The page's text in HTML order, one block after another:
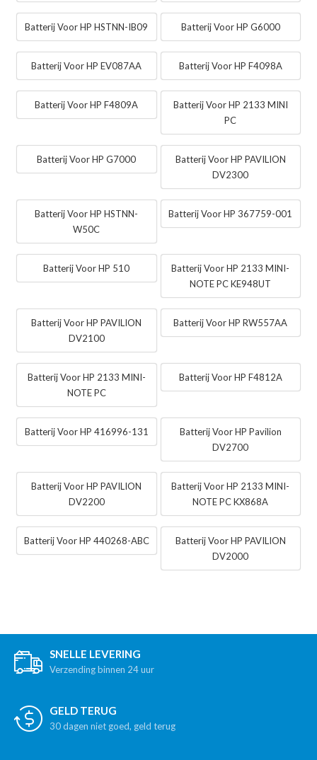
Batterij Voor HP HSTNN-IB09 Batterij Voor HP G6000
Batterij Voor HP EV087AA Batterij Voor HP F4098A
Batterij Voor HP F4809A
Batterij Voor HP 2133 MINI
PC
Batterij Voor HP G7000
Batterij Voor HP PAVILION
DV2300
Batterij Voor HP HSTNN-
W50C
Batterij Voor HP 367759-001
Batterij Voor HP 510
Batterij Voor HP 2133 MINI-
NOTE PC KE948UT
Batterij Voor HP PAVILION
DV2100
Batterij Voor HP RW557AA
Batterij Voor HP 2133 MINI-
NOTE PC
Batterij Voor HP F4812A
Batterij Voor HP 416996-131
Batterij Voor HP Pavilion
DV2700
Batterij Voor HP PAVILION
DV2200
Batterij Voor HP 2133 MINI-
NOTE PC KX868A
Batterij Voor HP 440268-ABC
Batterij Voor HP PAVILION
DV2000
SNELLE LEVERING
Verzending binnen 24 uur
GELD TERUG
30 dagen niet goed, geld terug